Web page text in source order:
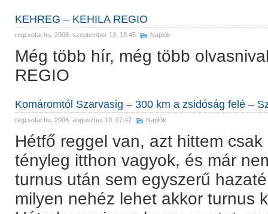
KEHREG – KEHILA REGIO
regi.sofar.hu , 2006. szeptember 13. 15:45 Naplók
Még több hír, még több
REGIO
Komáromtól Szarvasig – 300 km a zsidóság felé –
regi.sofar.hu , 2006. augusztus 10. 07:47 Naplók
Hétfő reggel van, azt hittem
tényleg itthon vagyok, és már
turnus után sem egyszerű
milyen nehéz lehet akkor turnus